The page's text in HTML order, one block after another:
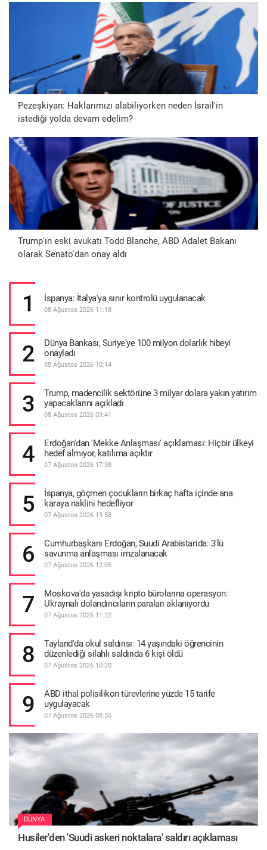
Pezeşkiyan: Haklarımızı alabiliyorken neden İsrail'in
istediği yolda devam edelim?
Trump'ın eski avukatı Todd Blanche, ABD Adalet Bakanı
olarak Senato'dan onay aldı
1 İspanya: İtalya'ya sınır kontrolü uygulanacak
08 Ağustos 2026 11:18
2
Dünya Bankası, Suriye'ye 100 milyon dolarlık hibeyi
onayladı
08 Ağustos 2026 10:14
3
Trump, madencilik sektörüne 3 milyar dolara yakın yatırım
yapacaklarını açıkladı
08 Ağustos 2026 09:41
4
Erdoğan'dan 'Mekke Anlaşması' açıklaması: Hiçbir ülkeyi
hedef almıyor, katılıma açıktır
07 Ağustos 2026 17:38
5
İspanya, göçmen çocukların birkaç hafta içinde ana
karaya naklini hedefliyor
07 Ağustos 2026 13:58
6
Cumhurbaşkanı Erdoğan, Suudi Arabistan'da: 3'lü
savunma anlaşması imzalanacak
07 Ağustos 2026 12:05
7
Moskova'da yasadışı kripto bürolarına operasyon:
Ukraynalı dolandırıcıların paraları aklanıyordu
07 Ağustos 2026 11:22
8
Tayland'da okul saldırısı: 14 yaşındaki öğrencinin
düzenlediği silahlı saldırıda 6 kişi öldü
07 Ağustos 2026 10:20
9
ABD ithal polisilikon türevlerine yüzde 15 tarife
uygulayacak
07 Ağustos 2026 08:55
DÜNYA
Husiler'den 'Suudi askeri noktalara' saldırı açıklaması